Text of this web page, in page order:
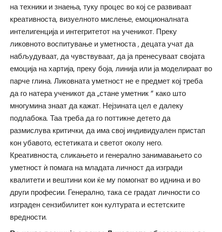
на техники и знаења, туку процес во кој се развиваат
креативноста, визуелното мислење, емоционалната
интелигенција и интегритетот на ученикот. Преку
ликовното воспитување и уметноста , децата учат да
набљудуваат, да чувствуваат, да ја пренесуваат својата
емоција на хартија, преку боја, линија или ја моделираат во
парче глина. Ликовната уметност не е предмет кој треба
да го натера ученикот да „стане уметник “ како што
многумина знаат да кажат. Нејзината цел е далеку
подлабока. Таа треба да го поттикне детето да
размислува критички, да има свој индивидуален пристап
кон убавото, естетиката и светот околу него.
Креативноста, сликањето и генерално занимавањето со
уметност ѝ помага на младата личност да изгради
квалитети и вештини кои ќе му помогнат во иднина и во
други професии. Генерално, така се градат личности со
изграден сензибилитет кон културата и естетските
вредности.